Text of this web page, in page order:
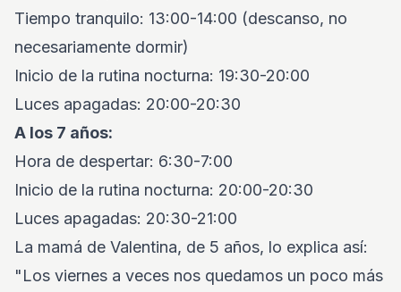
Tiempo tranquilo: 13:00-14:00 (descanso, no
necesariamente dormir)
Inicio de la rutina nocturna: 19:30-20:00
Luces apagadas: 20:00-20:30
A los 7 años:
Hora de despertar: 6:30-7:00
Inicio de la rutina nocturna: 20:00-20:30
Luces apagadas: 20:30-21:00
La mamá de Valentina, de 5 años, lo explica así:
"Los viernes a veces nos quedamos un poco más